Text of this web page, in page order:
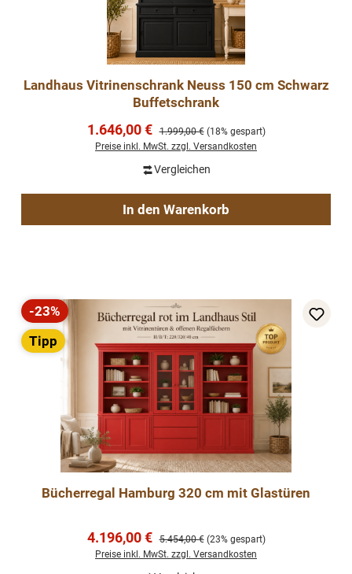
Landhaus Vitrinenschrank Neuss 150 cm Schwarz
Buffetschrank
Verkaufspreis:
1.646,00 € Regulärer Preis:
1.999,00 € (18% gespart)
Preise inkl. MwSt. zzgl. Versandkosten
Vergleichen
In den Warenkorb
Rabatt
-23%
Tipp
Bücherregal Hamburg 320 cm mit Glastüren
Verkaufspreis:
4.196,00 € Regulärer Preis:
5.454,00 € (23% gespart)
Preise inkl. MwSt. zzgl. Versandkosten